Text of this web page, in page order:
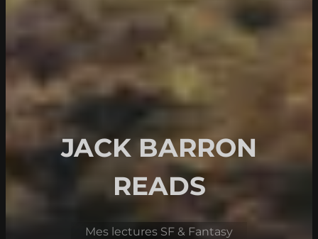
JACK BARRON
READS
Mes lectures SF & Fantasy